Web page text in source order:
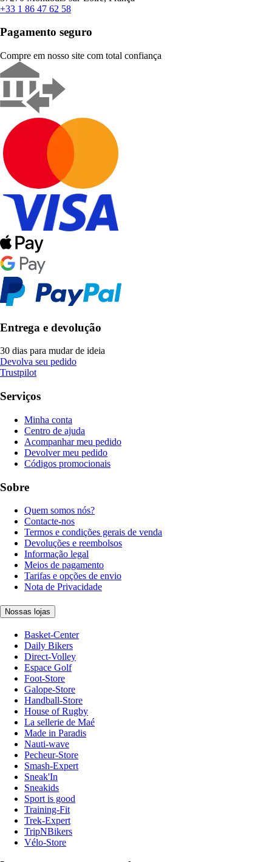
+33 1 86 47 62 58
Pagamento seguro
Compre em nosso site com total confiança
Entrega e devolução
30 dias para mudar de ideia
Devolva seu pedido
Trustpilot
Serviços
Minha conta
Centro de ajuda
Acompanhar meu pedido
Devolver meu pedido
Códigos promocionais
Sobre
Quem somos nós?
Contacte-nos
Termos e condições gerais de venda
Devoluções e reembolsos
Informação legal
Meios de pagamento
Tarifas e opções de envio
Nota de Privacidade
Nossas lojas
Basket-Center
Daily Bikers
Direct-Volley
Espace Golf
Foot-Store
Galope-Store
Handball-Store
House of Rugby
La sellerie de Maé
Made in Paradis
Nauti-wave
Pecheur-Store
Smash-Expert
Sneak'In
Sneakids
Sport is good
Training-Fit
Trek-Expert
TripNBikers
Vélo-Store